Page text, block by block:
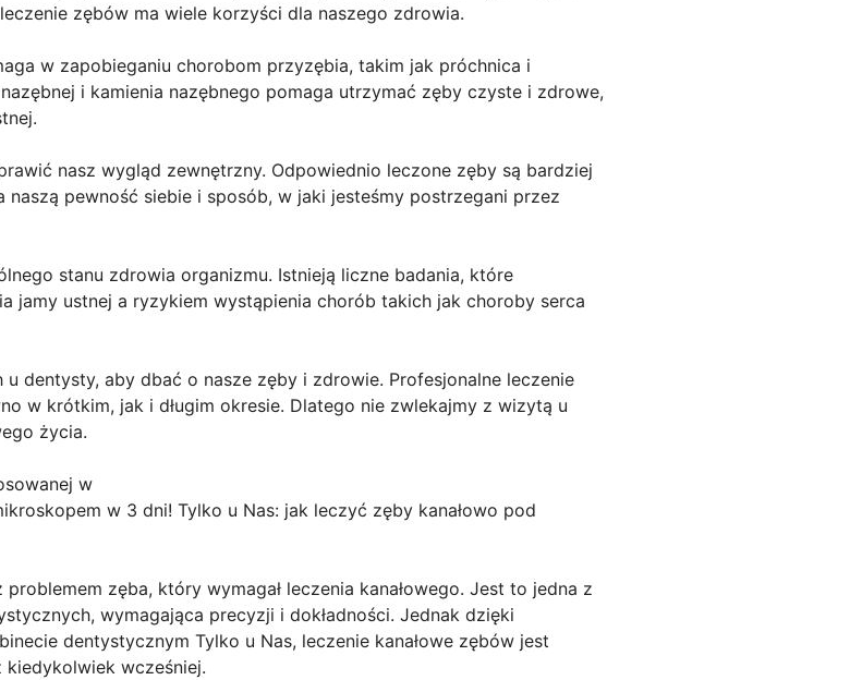
zębów ma wiele korzyści dla naszego zdrowia.
w zapobieganiu chorobom przyzębia, takim jak próchnica i
nazębnej i kamienia nazębnego pomaga utrzymać zęby czyste i zdrowe,
nasz wygląd zewnętrzny. Odpowiednio leczone zęby są bardziej
pewność siebie i sposób, w jaki jesteśmy postrzegani przez
stanu zdrowia organizmu. Istnieją liczne badania, które
jamy ustnej a ryzykiem wystąpienia chorób takich jak choroby serca
dentysty, aby dbać o nasze zęby i zdrowie. Profesjonalne leczenie
w krótkim, jak i długim okresie. Dlatego nie zwlekajmy z wizytą u
życia.
w
w 3 dni! Tylko u Nas: jak leczyć zęby kanałowo pod
zęba, który wymagał leczenia kanałowego. Jest to jedna z
wymagająca precyzji i dokładności. Jednak dzięki
dentystycznym Tylko u Nas, leczenie kanałowe zębów jest
kiedykolwiek wcześniej.